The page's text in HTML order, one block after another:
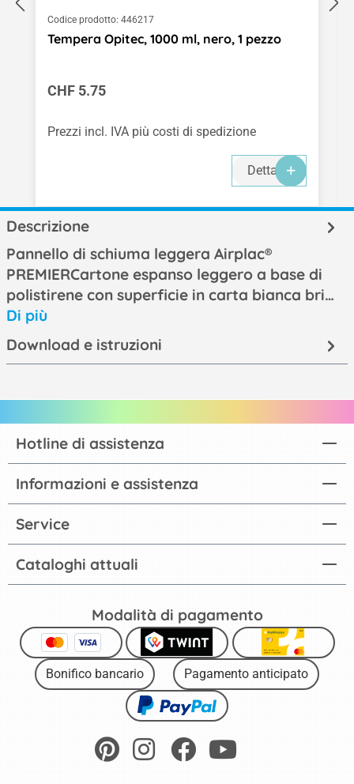
Codice prodotto: 446217
Tempera Opitec, 1000 ml, nero, 1 pezzo
Prezzo normale:
CHF 5.75
Prezzi incl. IVA più costi di spedizione
Dettagli
Descrizione
Pannello di schiuma leggera Airplac®
PREMIERCartone espanso leggero a base di
polistirene con superficie in carta bianca bri…
Di più
Download e istruzioni
Cataloghi attuali
Hotline di assistenza
Informazioni e assistenza
Service
Modalità di pagamento
Bonifico bancario Pagamento anticipato